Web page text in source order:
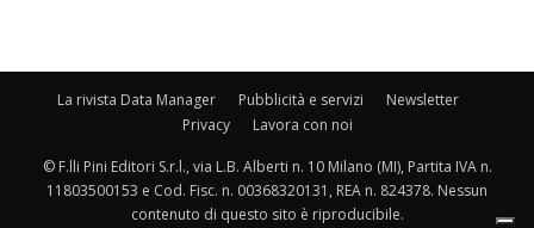
La rivista Data Manager Pubblicità e servizi
Newsletter
Privacy
Lavora con noi
© F.lli Pini Editori S.r.l., via L.B. Alberti n. 10 Milano (MI), Partita IVA n.
11803500153 e Cod. Fisc. n. 00368320131, REA n. 824378. Nessun
contenuto di questo sito è riproducibile.